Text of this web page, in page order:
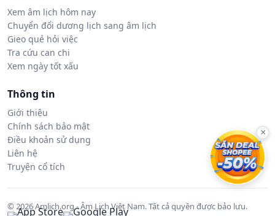
Xem âm lịch hôm nay
Chuyển đổi dương lịch sang âm lịch
Gieo quẻ hỏi việc
Tra cứu can chi
Xem ngày tốt xấu
Thông tin
Giới thiệu
Chính sách bảo mật
Điều khoản sử dụng
Liên hệ
Truyện cổ tích
© 2026 Amlich.org - Âm Lịch Việt Nam. Tất cả quyền được bảo lưu.
×